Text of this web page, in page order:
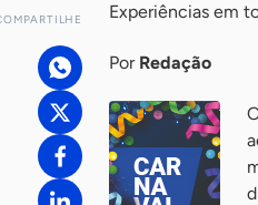
Experiências em
Por Redação